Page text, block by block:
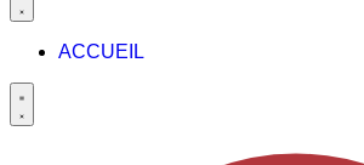
ACCUEIL